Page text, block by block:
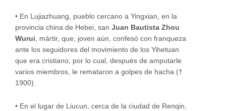
• En Lujiazhuang, pueblo cercano a Yingxian, en la
provincia china de Hebei, san Juan Bautista Zhou
Wurui, mártir, que, joven aún, confesó con franqueza
ante los seguidores del movimiento de los Yihetuan
que era cristiano, por lo cual, después de amputarle
varios miembros, le remataron a golpes de hacha (†
1900).
• En el lugar de Liucun, cerca de la ciudad de Renqin,